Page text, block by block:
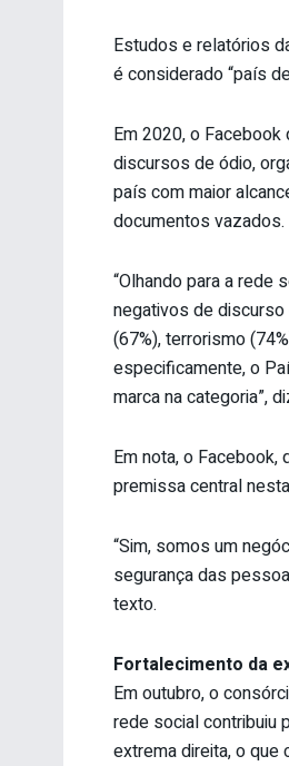
Estudos e relatórios
é considerado “país
Em 2020, o
discursos de ódio,
país com maior
documentos vazados.
“Olhando para a
negativos de discurso
(67%), terrorismo
especificamente, o
marca na categoria”,
Em nota, o Facebook,
premissa central
“Sim, somos um
segurança das
texto.
Fortalecimento da
Em outubro, o
rede social contribuiu
extrema direita, o que